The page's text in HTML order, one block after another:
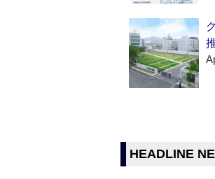
HEADLINE